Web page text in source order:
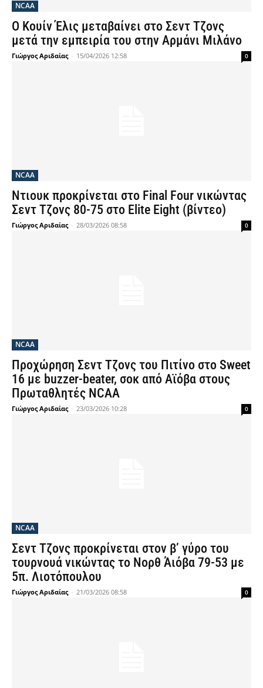
NCAA
Ο Κουίν Έλις μεταβαίνει στο Σεντ Τζονς
μετά την εμπειρία του στην Αρμάνι Μιλάνο
Γιώργος Αριδαίας - 15/04/2026 12:58 0
NCAA
Ντιουκ προκρίνεται στο Final Four νικώντας
Σεντ Τζονς 80-75 στο Elite Eight (βίντεο)
Γιώργος Αριδαίας - 28/03/2026 08:58 0
NCAA
Προχώρηση Σεντ Τζονς του Πιτίνο στο Sweet
16 με buzzer-beater, σοκ από Αϊόβα στους
Πρωταθλητές NCAA
Γιώργος Αριδαίας - 23/03/2026 10:28 0
NCAA
Σεντ Τζονς προκρίνεται στον β’ γύρο του
τουρνουά νικώντας το Νορθ Άιόβα 79-53 με
5π. Λιοτόπουλου
Γιώργος Αριδαίας - 21/03/2026 08:58 0